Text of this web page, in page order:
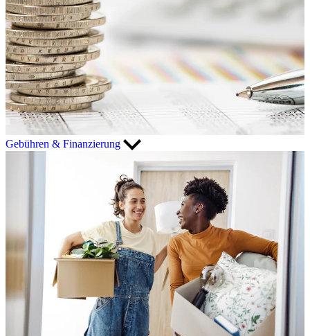
Gebühren & Finanzierung